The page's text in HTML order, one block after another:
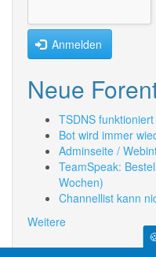
Anmelden
Neue
TSDNS
Bot wird immer
Adminseite /
TeamSpeak:
Wochen)
Channellist kann
Weitere